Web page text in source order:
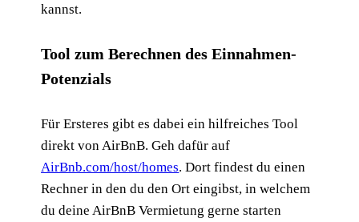
kannst.
Tool zum Berechnen des Einnahmen-
Potenzials
Für Ersteres gibt es dabei ein hilfreiches Tool
direkt von AirBnB. Geh dafür auf
AirBnb.com/host/homes. Dort findest du einen
Rechner in den du den Ort eingibst, in welchem
du deine AirBnB Vermietung gerne starten